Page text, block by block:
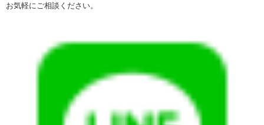
お気軽にご相談ください。